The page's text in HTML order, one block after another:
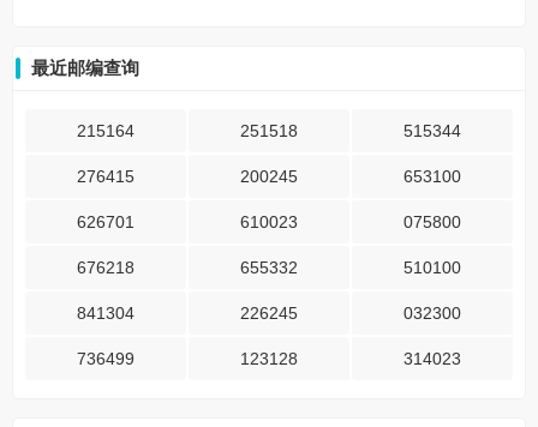
最近邮编查询
215164 251518 515344
276415 200245 653100
626701 610023 075800
676218 655332 510100
841304 226245 032300
736499 123128 314023